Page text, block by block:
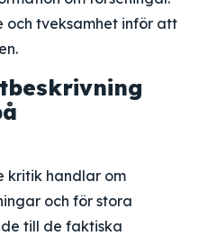
och tveksamhet inför att
kritik handlar om
och för stora
till de faktiska